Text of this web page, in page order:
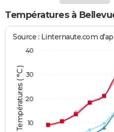
Températures à
Températures ( °C )
Source : Linternaute.com
10
20
30
40